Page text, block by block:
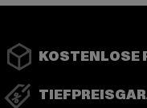
KOSTENLOSE